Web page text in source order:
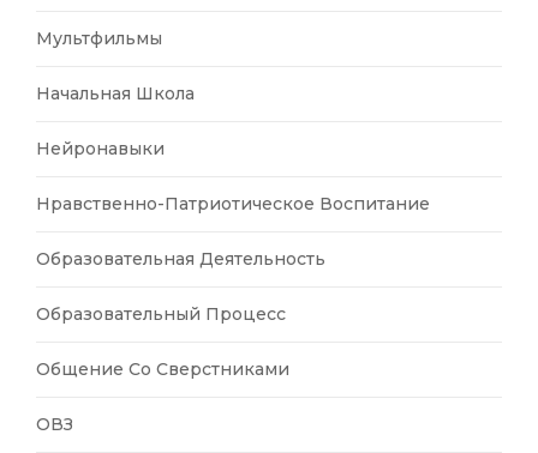
Мультфильмы
Начальная Школа
Нейронавыки
Нравственно-Патриотическое Воспитание
Образовательная Деятельность
Образовательный Процесс
Общение Со Сверстниками
ОВЗ